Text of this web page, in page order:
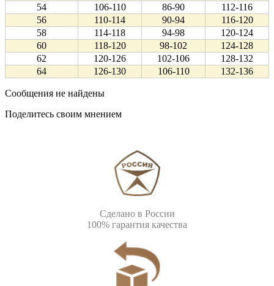
54
106-110 86-90
112-116
56
110-114 90-94
116-120
58
114-118 94-98
120-124
60
118-120 98-102
124-128
62
120-126 102-106
128-132
64
126-130 106-110 132-136
Сообщения не найдены
Поделитесь своим мнением
Сделано в России
100% гарантия качества